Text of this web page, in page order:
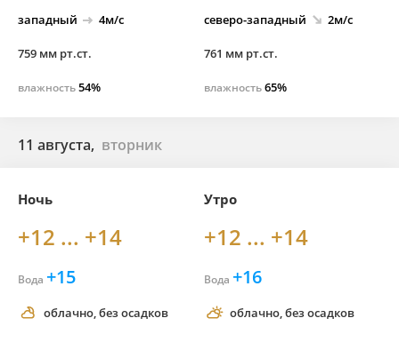
западный 4м/с
759 мм рт.ст.
влажность54%
северо-западный 2м/с
761 мм рт.ст.
влажность65%
11 августа, вторник
Ночь
+12 ... +14
Вода +15
облачно, без осадков
Утро
+12 ... +14
Вода +16
облачно, без осадков